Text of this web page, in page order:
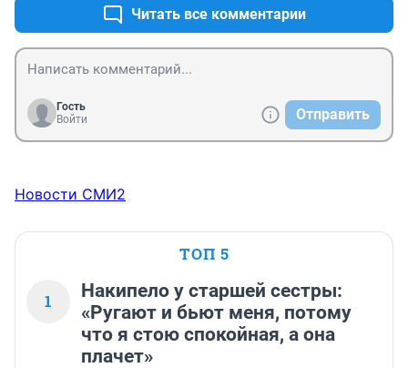
Читать все комментарии
Гость
Войти
Отправить
Новости СМИ2
ТОП 5
1
Накипело у старшей сестры:
«Ругают и бьют меня, потому
что я стою спокойная, а она
плачет»